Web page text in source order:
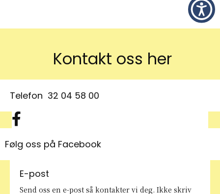
Kontakt oss her
Telefon 32 04 58 00
Facebook symbol
Følg oss på Facebook
E-post
Send oss en e-post så kontakter vi deg. Ikke skriv